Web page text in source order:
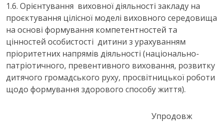
1.6. Орієнтування виховної діяльності закладу на
проєктування цілісної моделі виховного середовища
на основі формування компетентностей та
цінностей особистості дитини з урахуванням
пріоритетних напрямів діяльності (національно-
патріотичного, превентивного виховання, розвитку
дитячого громадського руху, просвітницької роботи
щодо формування здорового способу життя).
Упродовж